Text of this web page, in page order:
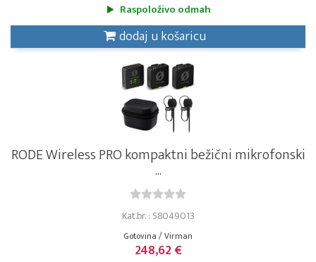
Raspoloživo odmah
dodaj u košaricu
RODE Wireless PRO kompaktni bežični mikrofonski
...
Kat.br. : 58049013
Gotovina / Virman
248,62 €